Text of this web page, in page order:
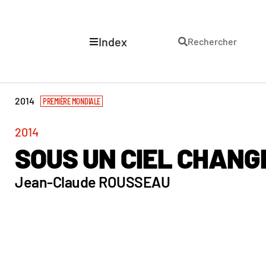
Rechercher
Index
2014 PREMIÈRE MONDIALE
2014
SOUS UN CIEL
Jean-Claude ROUSSEAU